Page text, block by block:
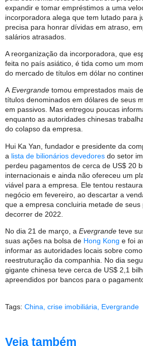
expandir e tomar empréstimos a uma
incorporadora alega que tem lutado para
precisa para honrar dívidas em atraso,
salários atrasados.
A reorganização da incorporadora, que
feita no país asiático, é tida como um
do mercado de títulos em dólar no
AEvergrande tomou emprestados mais
títulos denominados em dólares de seus
em passivos. Mas entregou poucas
enquanto as autoridades chinesas
do colapso da empresa.
Hui Ka Yan, fundador e presidente da
a lista de bilionários devedores do setor
perdeu pagamentos de cerca de US$ 20
internacionais e ainda não ofereceu um
viável para a empresa. Ele tentou
negócio em fevereiro, ao descartar a
que a empresa concluiria metade de
decorrer de 2022.
No dia 21 de março, a Evergrande teve
suas ações na bolsa de Hong Kong e foi
informar as autoridades locais sobre
reestruturação da companhia. No dia
gigante chinesa teve cerca de US$ 2,1
apreendidos por bancos para o
Tags: China, crise imobiliária, Evergrande
Veja também